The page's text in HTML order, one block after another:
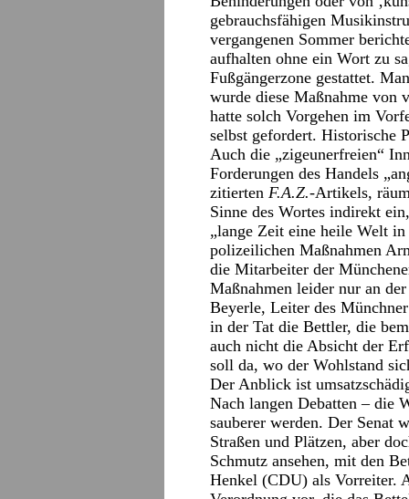
gebrauchsfähigen
vergangenen Sommer
aufhalten ohne ein Wort zu
Fußgängerzone gestattet.
wurde diese Maßnahme von
hatte solch Vorgehen im
selbst gefordert. Historische
Auch die „zigeunerfreien“
Forderungen des Handels
zitierten F.A.Z.-Artikels,
Sinne des Wortes indirekt
„lange Zeit eine heile Welt
polizeilichen Maßnahmen
die Mitarbeiter der
Maßnahmen leider nur an
Beyerle, Leiter des
in der Tat die Bettler, die
auch nicht die Absicht der
soll da, wo der Wohlstand
Der Anblick ist
Nach langen Debatten – die
sauberer werden. Der Senat
Straßen und Plätzen, aber
Schmutz ansehen, mit den
Henkel (CDU) als Vorreiter.